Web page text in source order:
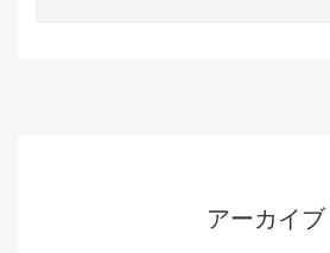
アーカイブ